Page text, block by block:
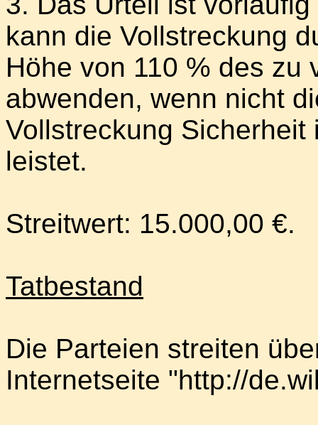
kann die Vollstreckung
Höhe von 110 % des zu
abwenden, wenn nicht
Vollstreckung
leistet.
Streitwert: 15.000,00 €.
Tatbestand
Die Parteien streiten
Internetseite "http://